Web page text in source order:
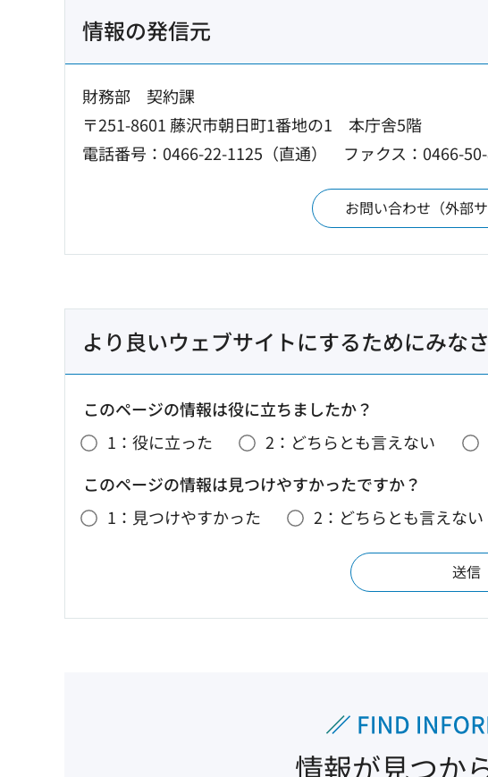
情報の発信元
財務部 契約課
〒251-8601 藤沢市朝日町1番地の1 本庁舎5階
電話番号：0466-22-1125（直通）
ファクス：0466-
お問い合わせ（外部
より良いウェブサイトにするためにみな
このページの情報は役に立ちましたか？
1：役に立った
2：どちらとも言えない
このページの情報は見つけやすかったですか？
1：見つけやすかった
2：どちらとも言えない
情報が見つか